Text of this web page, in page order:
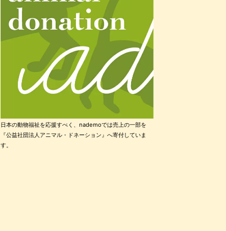
日本の動物福祉を応援すべく、nademoでは売上の一部を
『公益社団法人アニマル・ドネーション』へ寄付していま
す。